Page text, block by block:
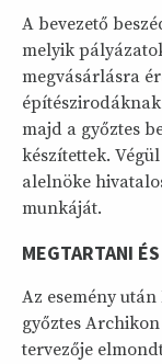
A bevezető
melyik
megvásárlásra
majd a győztes
készítettek.
alelnöke
munkáját.
MEGTARTANI
Az esemény
győztes
tervezője